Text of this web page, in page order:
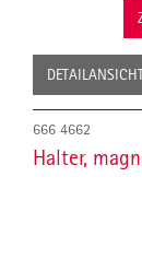
666 4662
Halter,